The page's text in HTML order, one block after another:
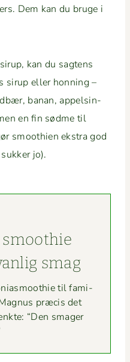
Dem kan du bruge i
kan du sagtens
sirup eller hon­ning –
banan, appelsin­
en fin sødme til
smooth­ien ekstra god
jo).
smooth­ie
smag
til fam­i­
præ­cis det
“Den smager